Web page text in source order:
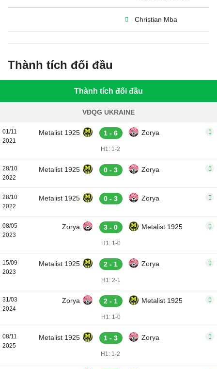
Christian Mba
Thành tích đối đầu
Thành tích đối đầu
VĐQG UKRAINE
01/11
2021
Metalist 1925 1 - 6 Zorya
H1: 1-2
28/10
2022
Metalist 1925 0 - 3 Zorya
28/10
2022
Metalist 1925 0 - 3 Zorya
08/05
2023
Zorya 3 - 0 Metalist 1925
H1: 1-0
15/09
2023
Metalist 1925 2 - 1 Zorya
H1: 2-1
31/03
2024
Zorya 2 - 1 Metalist 1925
H1: 1-0
08/11
2025
Metalist 1925 1 - 3 Zorya
H1: 1-2